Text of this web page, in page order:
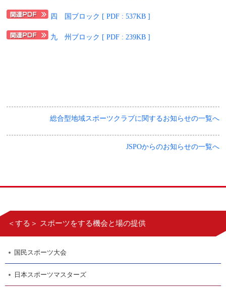
四 国ブロック [ PDF : 537KB ]
九 州ブロック [ PDF : 239KB ]
総合型地域スポーツクラブに関するお知らせの一覧へ
JSPOからのお知らせの一覧へ
＜する＞ スポーツをする機会と場の提供
国民スポーツ大会
日本スポーツマスターズ